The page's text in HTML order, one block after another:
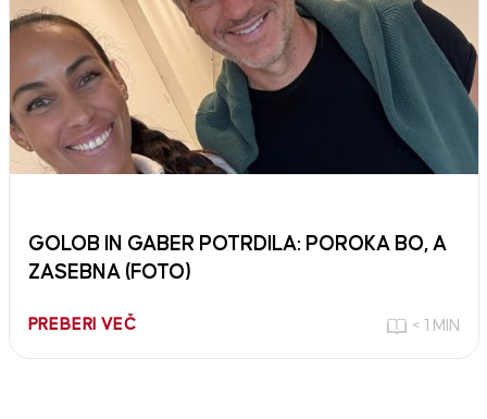
GOLOB IN GABER POTRDILA: POROKA BO, A
ZASEBNA (FOTO)
PREBERI VEČ < 1 MIN